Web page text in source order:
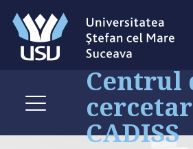
Centrul
CADISS